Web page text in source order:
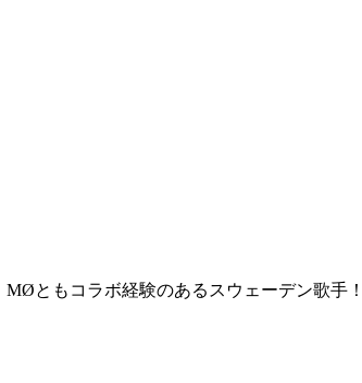
MØともコラボ経験のあるスウェーデン歌手！